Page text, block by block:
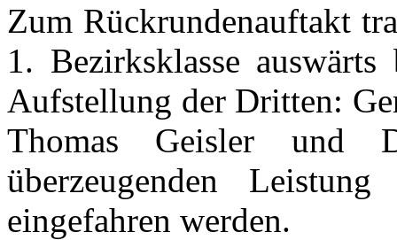
Zum Rückrundenauftakt
1. Bezirksklasse
Aufstellung der Dritten:
Thomas Geisler und
überzeugenden
eingefahren werden.